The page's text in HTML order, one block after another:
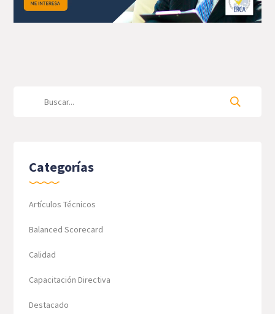
Categorías
Artículos Técnicos
Balanced Scorecard
Calidad
Capacitación Directiva
Destacado